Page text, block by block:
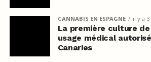
CANNABIS EN ESPAGNE il y a
La première culture
usage médical
Canaries